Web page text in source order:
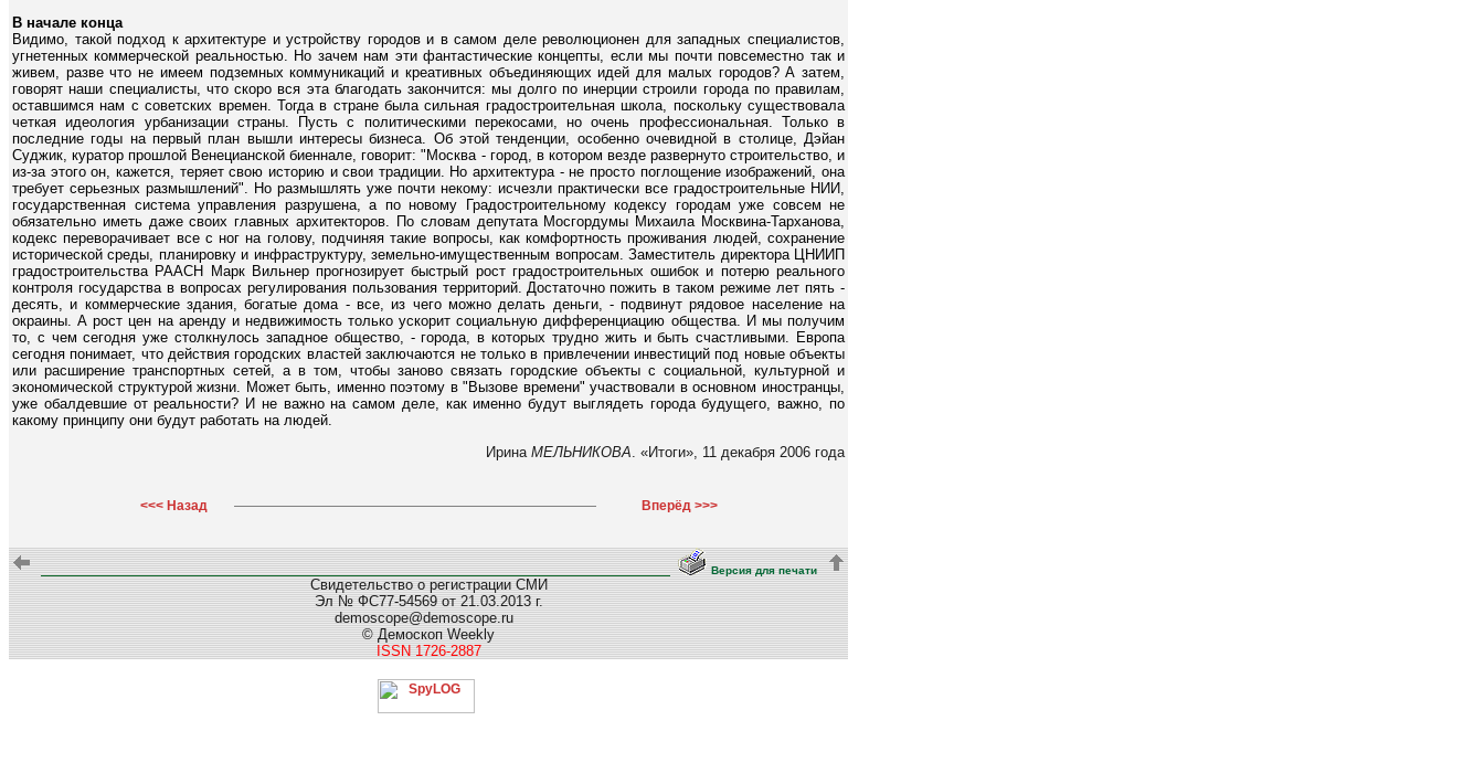
В начале конца
Видимо, такой подход к архитектуре и устройству городов и в самом деле революционен для западных специалистов,
угнетенных коммерческой реальностью. Но зачем нам эти фантастические концепты, если мы почти повсеместно так и
живем, разве что не имеем подземных коммуникаций и креативных объединяющих идей для малых городов? А затем,
говорят наши специалисты, что скоро вся эта благодать закончится: мы долго по инерции строили города по правилам,
оставшимся нам с советских времен. Тогда в стране была сильная градостроительная школа, поскольку существовала
четкая идеология урбанизации страны. Пусть с политическими перекосами, но очень профессиональная. Только в
последние годы на первый план вышли интересы бизнеса. Об этой тенденции, особенно очевидной в столице, Дэйан
Суджик, куратор прошлой Венецианской биеннале, говорит: "Москва - город, в котором везде развернуто строительство, и
из-за этого он, кажется, теряет свою историю и свои традиции. Но архитектура - не просто поглощение изображений, она
требует серьезных размышлений". Но размышлять уже почти некому: исчезли практически все градостроительные НИИ,
государственная система управления разрушена, а по новому Градостроительному кодексу городам уже совсем не
обязательно иметь даже своих главных архитекторов. По словам депутата Мосгордумы Михаила Москвина-Тарханова,
кодекс переворачивает все с ног на голову, подчиняя такие вопросы, как комфортность проживания людей, сохранение
исторической среды, планировку и инфраструктуру, земельно-имущественным вопросам. Заместитель директора ЦНИИП
градостроительства РААСН Марк Вильнер прогнозирует быстрый рост градостроительных ошибок и потерю реального
контроля государства в вопросах регулирования пользования территорий. Достаточно пожить в таком режиме лет пять -
десять, и коммерческие здания, богатые дома - все, из чего можно делать деньги, - подвинут рядовое население на
окраины. А рост цен на аренду и недвижимость только ускорит социальную дифференциацию общества. И мы получим
то, с чем сегодня уже столкнулось западное общество, - города, в которых трудно жить и быть счастливыми. Европа
сегодня понимает, что действия городских властей заключаются не только в привлечении инвестиций под новые объекты
или расширение транспортных сетей, а в том, чтобы заново связать городские объекты с социальной, культурной и
экономической структурой жизни. Может быть, именно поэтому в "Вызове времени" участвовали в основном иностранцы,
уже обалдевшие от реальности? И не важно на самом деле, как именно будут выглядеть города будущего, важно, по
какому принципу они будут работать на людей.
Ирина МЕЛЬНИКОВА . «Итоги», 11 декабря 2006 года
<<< Назад Вперёд >>>
Версия для печати
Свидетельство о регистрации СМИ
Эл № ФС77-54569 от 21.03.2013 г.
demoscope@demoscope.ru
© Демоскоп Weekly
ISSN 1726-2887